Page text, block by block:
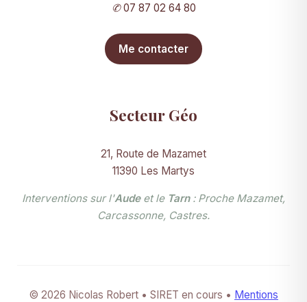
✆ 07 87 02 64 80
Me contacter
Secteur Géo
21, Route de Mazamet
11390 Les Martys
Interventions sur l'Audeet le Tarn: Proche Mazamet,
Carcassonne, Castres.
© 2026 Nicolas Robert • SIRET en cours • Mentions